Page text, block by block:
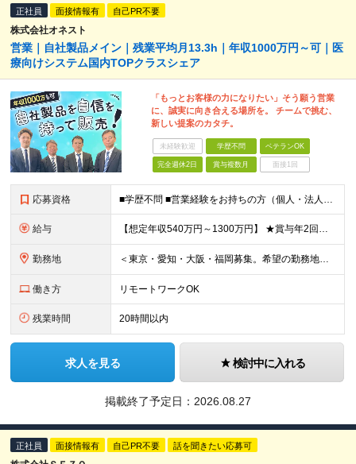
正社員 面接情報有 自己PR不要
株式会社オネスト
営業｜自社製品メイン｜残業平均月13.3h｜年収1000万円～可｜医
療向けシステム国内TOPクラスシェア
「もっとお客様の力になりたい」そう願う営業
に、誠実に向き合える場所を。 チームで挑む、
新しい提案のカタチ。
未経験歓迎 学歴不問 ベテランOK
完全週休2日 賞与複数月 面接1回
応募資格 ■学歴不問 ■営業経験をお持ちの方（個人・法人、業界や商材などは不問） ＜以下のような方を歓迎します＞ ■顧客の話を聴き、本音を引き出せる方 ■断られても気持ちを切り替え、次に進める方 ■受け身では
給与 【想定年収540万円～1300万円】 ★賞与年2回＋勤務地手当＋残業手当（年平均残業時間にて算出）を含む ※基本給＋勤務地手当＋役職手当 ※リーダークラス以上は役職手当含む ※勤務地手当：結婚の有無に
勤務地 ＜東京・愛知・大阪・福岡募集。希望の勤務地で働けます＞ 希望通りの配属＆転勤も基本なし！ 「プロジェクト人員の枠を広げたい」などといった、 会社からの強制的な異動・出向依頼はありません。 ■東京オフ
働き方 リモートワークOK
残業時間 20時間以内
求人を見る 検討中に入れる
掲載終了予定日： 2026.08.27
正社員 面接情報有 自己PR不要 話を聞きたい応募可